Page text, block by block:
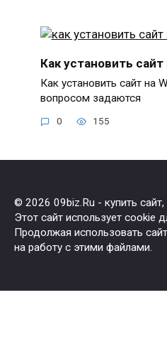
Как установить
Как установить сайт на
вопросом задаются
0 155
© 2026 09biz.Ru - купить сайт,
Этот сайт использует cookie
Продолжая использовать
на работу с этими файлами.